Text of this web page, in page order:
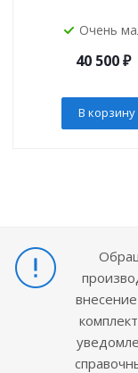
Очень
40 500₽
В корзину